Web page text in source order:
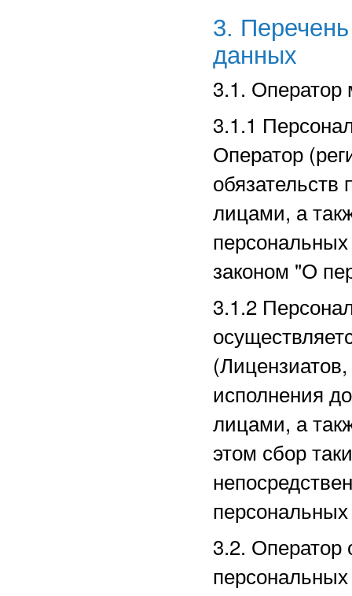
3.
данных
3.1. Оператор
3.1.1
Оператор
лицами, а
законом "О
3.1.2
исполнения
лицами, а
этом сбор
3.2. Оператор